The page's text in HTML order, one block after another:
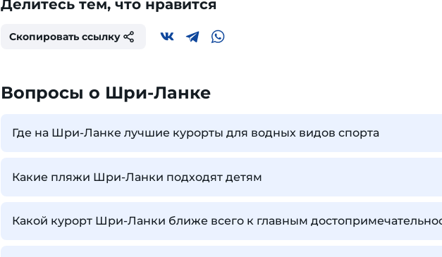
Делитесь тем, что нравится
Скопировать ссылку
Вопросы о Шри-Ланке
Где на Шри-Ланке лучшие курорты для водных видов спорта
Какие пляжи Шри-Ланки подходят детям
Какой курорт Шри-Ланки ближе всего к главным